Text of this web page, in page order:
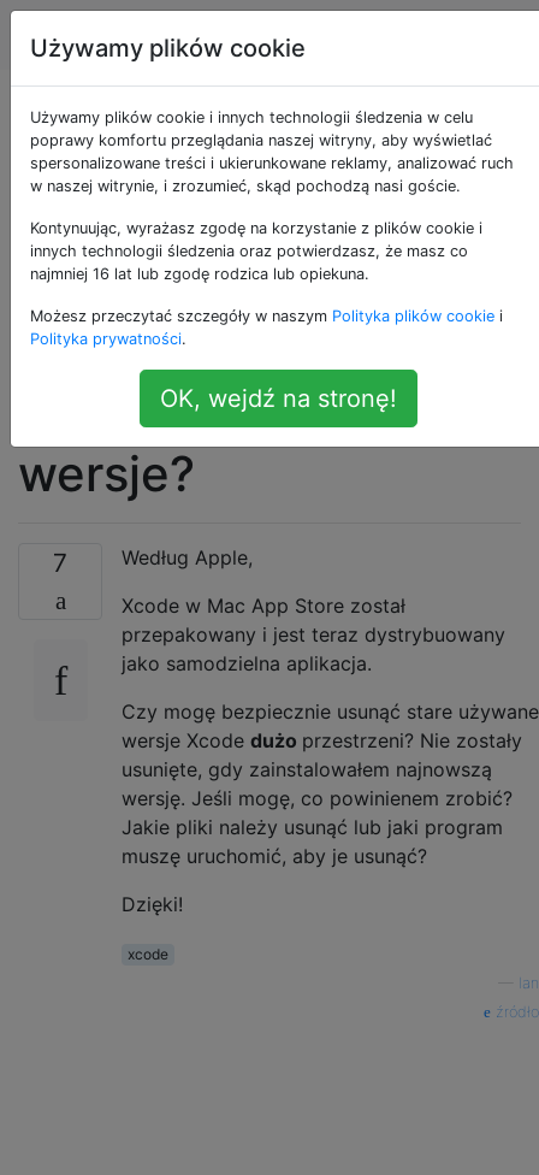
Apple Tagi
Zainstalowałem
najnowszy Xcode
(4.3.2), który jest
dostarczany jako
pakiet, czy mogę
usunąć starsze
wersje?
7
Według Apple,
Xcode w Mac App Store został
przepakowany i jest teraz dystrybuowany
jako samodzielna aplikacja.
Czy mogę bezpiecznie usunąć stare używane
wersje Xcode dużo przestrzeni? Nie zostały
usunięte, gdy zainstalowałem najnowszą
wersję. Jeśli mogę, co powinienem zrobić?
Jakie pliki należy usunąć lub jaki program
muszę uruchomić, aby je usunąć?
Dzięki!
xcode
Ian
źródło
Używamy plików cookie
Używamy plików cookie i innych technologii śledzenia w celu
poprawy komfortu przeglądania naszej witryny, aby wyświetlać
spersonalizowane treści i ukierunkowane reklamy, analizować ruch
w naszej witrynie, i zrozumieć, skąd pochodzą nasi goście.
Kontynuując, wyrażasz zgodę na korzystanie z plików cookie i
innych technologii śledzenia oraz potwierdzasz, że masz co
najmniej 16 lat lub zgodę rodzica lub opiekuna.
Możesz przeczytać szczegóły w naszym Polityka plików cookie i
Polityka prywatności.
OK, wejdź na stronę!